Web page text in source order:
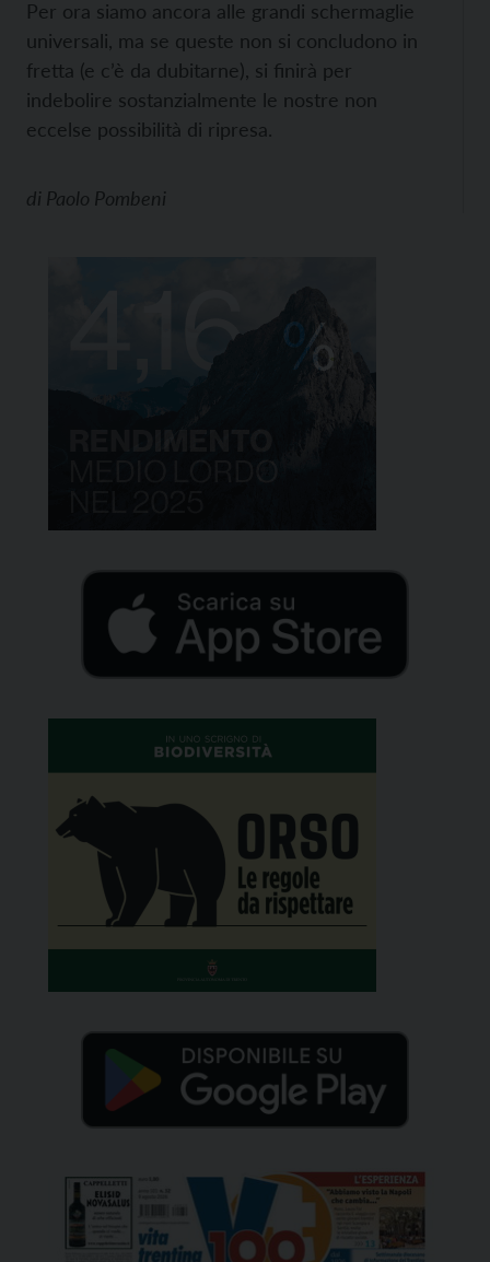
Per ora siamo ancora alle grandi schermaglie
universali, ma se queste non si concludono in
fretta (e c’è da dubitarne), si finirà per
indebolire sostanzialmente le nostre non
eccelse possibilità di ripresa.
di Paolo Pombeni